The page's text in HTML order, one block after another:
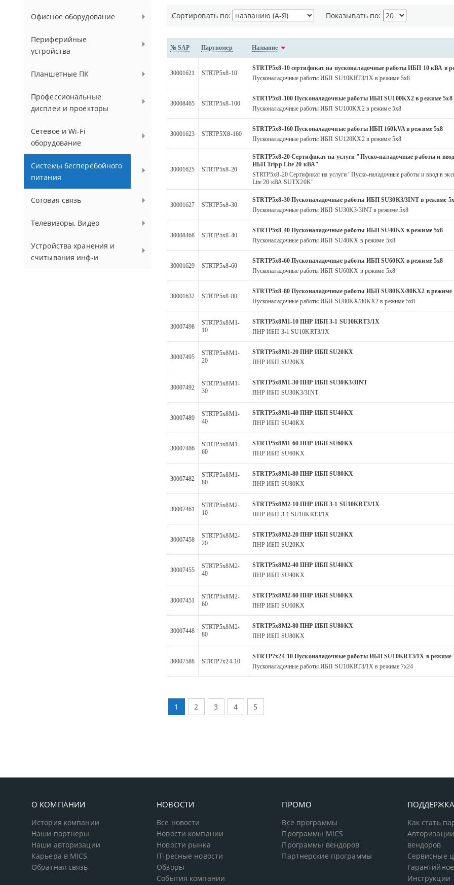
Офисное оборудование
Периферийные
устройства
Планшетные ПК
Профессиональные
дисплеи и проекторы
Сетевое и Wi-Fi
оборудование
Системы бесперебойного
питания
Сотовая связь
Телевизоры, Видео
Устройства хранения и
считывания инф-и
Сортировать по: Показывать по:
№ SAP Партномер Название
30001621 STRTP5x8-10
STRTP5x8-10 сертификат на пусконаладочные работы ИБП 10 кВА в
Пусконаладочные работы ИБП SU10KRT3/1X в режиме 5х8
30008465 STRTP5x8-100
STRTP5x8-100 Пусконаладочные работы ИБП SU100KX2 в режиме 5х8
Пусконаладочные работы ИБП SU100KX2 в режиме 5х8
30001623 STRTP5X8-160
STRTP5x8-160 Пусконаладочные работы ИБП 160kVA в режиме 5х8
Пусконаладочные работы ИБП SU120KX2 в режиме 5х8
30001625 STRTP5x8-20
STRTP5x8-20 Сертификат на услуги "Пуско-наладочные работы и
ИБП Tripp Lite 20 кВА"
STRTP5x8-20 Сертификат на услуги "Пуско-наладочные работы и ввод в
Lite 20 кВА SUTX20K"
30001627 STRTP5x8-30
STRTP5x8-30 Пусконаладочные работы ИБП SU30K3/3INT в режиме
Пусконаладочные работы ИБП SU30K3/3INT в режиме 5х8
30008468 STRTP5x8-40
STRTP5x8-40 Пусконаладочные работы ИБП SU40KX в режиме 5х8
Пусконаладочные работы ИБП SU40KX в режиме 5х8
30001629 STRTP5x8-60
STRTP5x8-60 Пусконаладочные работы ИБП SU60KX в режиме 5х8
Пусконаладочные работы ИБП SU60KX в режиме 5х8
30001632 STRTP5x8-80
STRTP5x8-80 Пусконаладочные работы ИБП SU80KX/80KX2 в режиме
Пусконаладочные работы ИБП SU80KX/80KX2 в режиме 5х8
30007498
STRTP5x8M1-
10
STRTP5x8M1-10 ПНР ИБП 3-1 SU10KRT3/1X
ПНР ИБП 3-1 SU10KRT3/1X
30007495
STRTP5x8M1-
20
STRTP5x8M1-20 ПНР ИБП SU20KX
ПНР ИБП SU20KX
30007492
STRTP5x8M1-
30
STRTP5x8M1-30 ПНР ИБП SU30K3/3INT
ПНР ИБП SU30K3/3INT
30007489
STRTP5x8M1-
40
STRTP5x8M1-40 ПНР ИБП SU40KX
ПНР ИБП SU40KX
30007486
STRTP5x8M1-
60
STRTP5x8M1-60 ПНР ИБП SU60KX
ПНР ИБП SU60KX
30007482
STRTP5x8M1-
80
STRTP5x8M1-80 ПНР ИБП SU80KX
ПНР ИБП SU80KX
30007461
STRTP5x8M2-
10
STRTP5x8M2-10 ПНР ИБП 3-1 SU10KRT3/1X
ПНР ИБП 3-1 SU10KRT3/1X
30007458
STRTP5x8M2-
20
STRTP5x8M2-20 ПНР ИБП SU20KX
ПНР ИБП SU20KX
30007455
STRTP5x8M2-
40
STRTP5x8M2-40 ПНР ИБП SU40KX
ПНР ИБП SU40KX
30007451
STRTP5x8M2-
60
STRTP5x8M2-60 ПНР ИБП SU60KX
ПНР ИБП SU60KX
30007448
STRTP5x8M2-
80
STRTP5x8M2-80 ПНР ИБП SU80KX
ПНР ИБП SU80KX
30007588 STRTP7x24-10
STRTP7x24-10 Пусконаладочные работы ИБП SU10KRT3/1X в режиме
Пусконаладочные работы ИБП SU10KRT3/1X в режиме 7х24
1 2 3 4 5
О КОМПАНИИ
История компании
Наши партнеры
Наши авторизации
Карьера в MICS
Обратная связь
НОВОСТИ
Все новости
Новости компании
Новости рынка
IT-ресные новости
Обзоры
События компании
ПРОМО
Все программы
Программы MICS
Программы вендоров
Партнерские программы
ПОДДЕРЖКА
Как стать
вендоров
Сервисные
Инструкции